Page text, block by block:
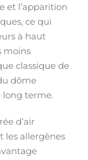
et l’apparition
ce qui
à haut
moins
classique de
dôme
long terme.
d’air
les allergènes